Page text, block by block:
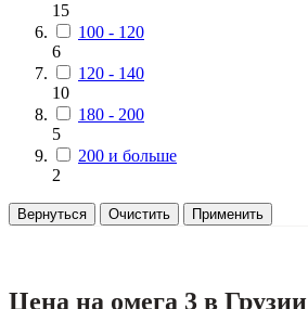
15
100 - 120
6
120 - 140
10
180 - 200
5
200 и больше
2
Вернуться Очистить Применить
Цена на омега 3 в Грузии